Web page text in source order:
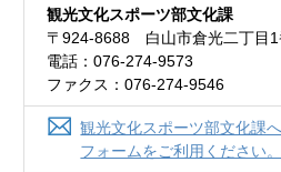
観光文化スポーツ部文化課
〒924-8688 白山市倉光二丁目1
電話：076-274-9573
ファクス：076-274-9546
観光文化スポーツ部文化課
フォームをご利用ください。